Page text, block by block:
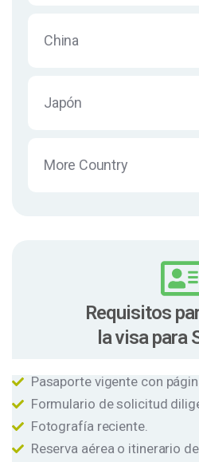
China
Japón
More Country
Requisitos
la visa para
Pasaporte vigente con
Formulario de solicitud
Fotografía reciente.
Reserva aérea o itinerario